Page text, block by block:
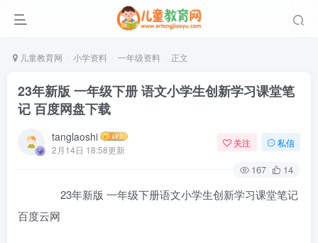
儿童教育网 小学资料 一年级资料 正文
23年新版 一年级下册 语文小学生创新学习课堂笔
记 百度网盘下载
tanglaoshi
2月14日 18:58更新
关注 私信
167 14
23年新版 一年级下册语文小学生创新学习课堂笔记
百度云网